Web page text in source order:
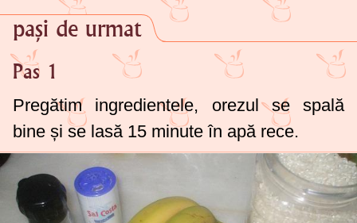
pași de urmat
Pas 1
Pregătim ingredientele, orezul se spală
bine și se lasă 15 minute în apă rece.